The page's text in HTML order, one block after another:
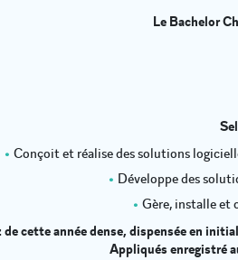
Le Bachelor
Conçoit et réalise des solutions
Développe des
Gère, installe et
de cette année dense, dispensée en
Appliqués enregistré